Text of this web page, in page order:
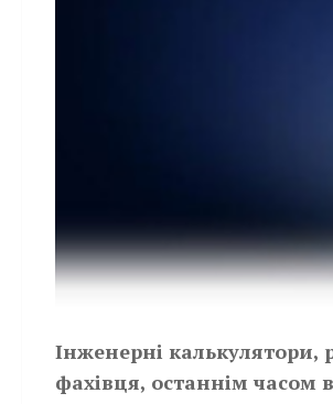
Інженерні калькулятори,
фахівця, останнім часом